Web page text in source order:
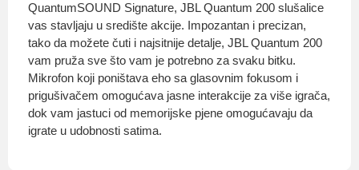
QuantumSOUND Signature, JBL Quantum 200 slušalice
vas stavljaju u središte akcije. Impozantan i precizan,
tako da možete čuti i najsitnije detalje, JBL Quantum 200
vam pruža sve što vam je potrebno za svaku bitku.
Mikrofon koji poništava eho sa glasovnim fokusom i
prigušivačem omogućava jasne interakcije za više igrača,
dok vam jastuci od memorijske pjene omogućavaju da
igrate u udobnosti satima.